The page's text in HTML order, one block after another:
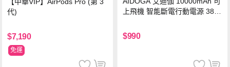
代)
$7,190
免運
上飛機 智能斷電行動電源 38.5
灣BSMI/中國CCC/歐美CE/FCC
認證
$990